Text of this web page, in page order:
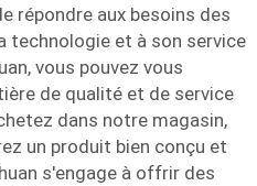
répondre aux besoins des
technologie et à son service
vous pouvez vous
de qualité et de service
dans notre magasin,
un produit bien conçu et
s'engage à offrir des